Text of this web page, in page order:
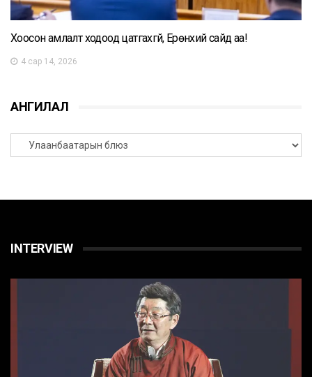
Хоосон амлалт ходоод цатгахгүй, Ерөнхий сайд аа!
4 сар 14, 2026
АНГИЛАЛ
INTERVIEW